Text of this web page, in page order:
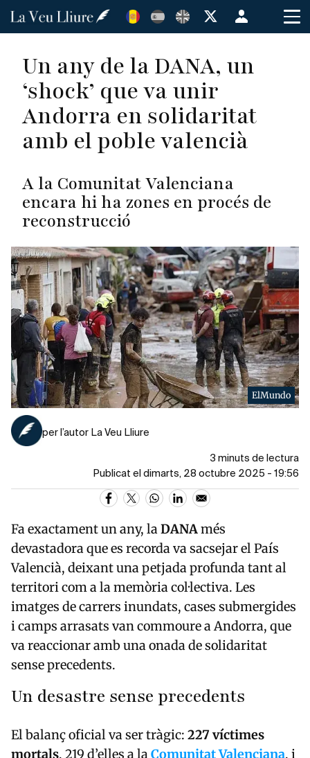
Vés
Menú
de
de
Un any de la DANA, un
‘shock’ que va unir
Andorra en solidaritat
amb el poble valencià
A la Comunitat Valenciana
encara hi ha zones en procés de
reconstrucció
ElMundo
per l’autor La Veu Lliure
3 minuts de lectura
Publicat el dimarts, 28 octubre 2025 - 19:56
Fa exactament un any, laDANAmés
devastadora que es recorda va sacsejar el País
Valencià, deixant una petjada profunda tant al
territori com a la memòria col·lectiva. Les
imatges de carrers inundats, cases submergides
i camps arrasats van commoure a Andorra, que
va reaccionar amb una onada de solidaritat
sense precedents.
Un desastre sense precedents
El balanç oficial va ser tràgic: 227 víctimes
mortals, 219 d’elles a laComunitat Valenciana, i